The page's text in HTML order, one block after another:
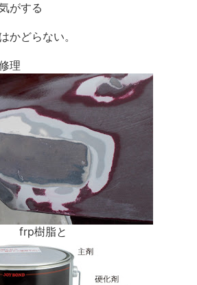
がする
かどらない。
理
frp樹脂と